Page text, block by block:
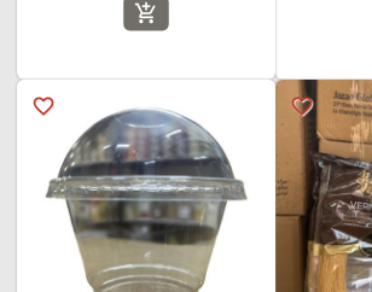
add_shopping_cart
favorite_border
favorite_border